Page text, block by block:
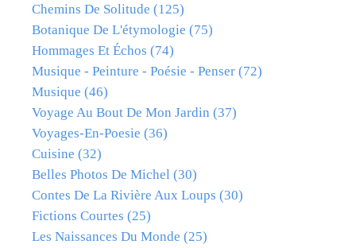
Chemins De Solitude (125)
Botanique De L'étymologie (75)
Hommages Et Échos (74)
Musique - Peinture - Poésie - Penser (72)
Musique (46)
Voyage Au Bout De Mon Jardin (37)
Voyages-En-Poesie (36)
Cuisine (32)
Belles Photos De Michel (30)
Contes De La Rivière Aux Loups (30)
Fictions Courtes (25)
Les Naissances Du Monde (25)